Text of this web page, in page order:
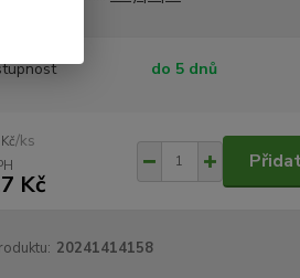
do 5 dnů
/ks
Kč
20241414158